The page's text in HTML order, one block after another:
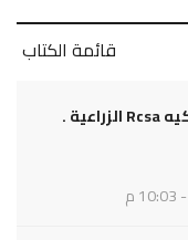
قائمة الكتاب
روائح الزمان .. عضو الملكيه Rcsa الزراعية .